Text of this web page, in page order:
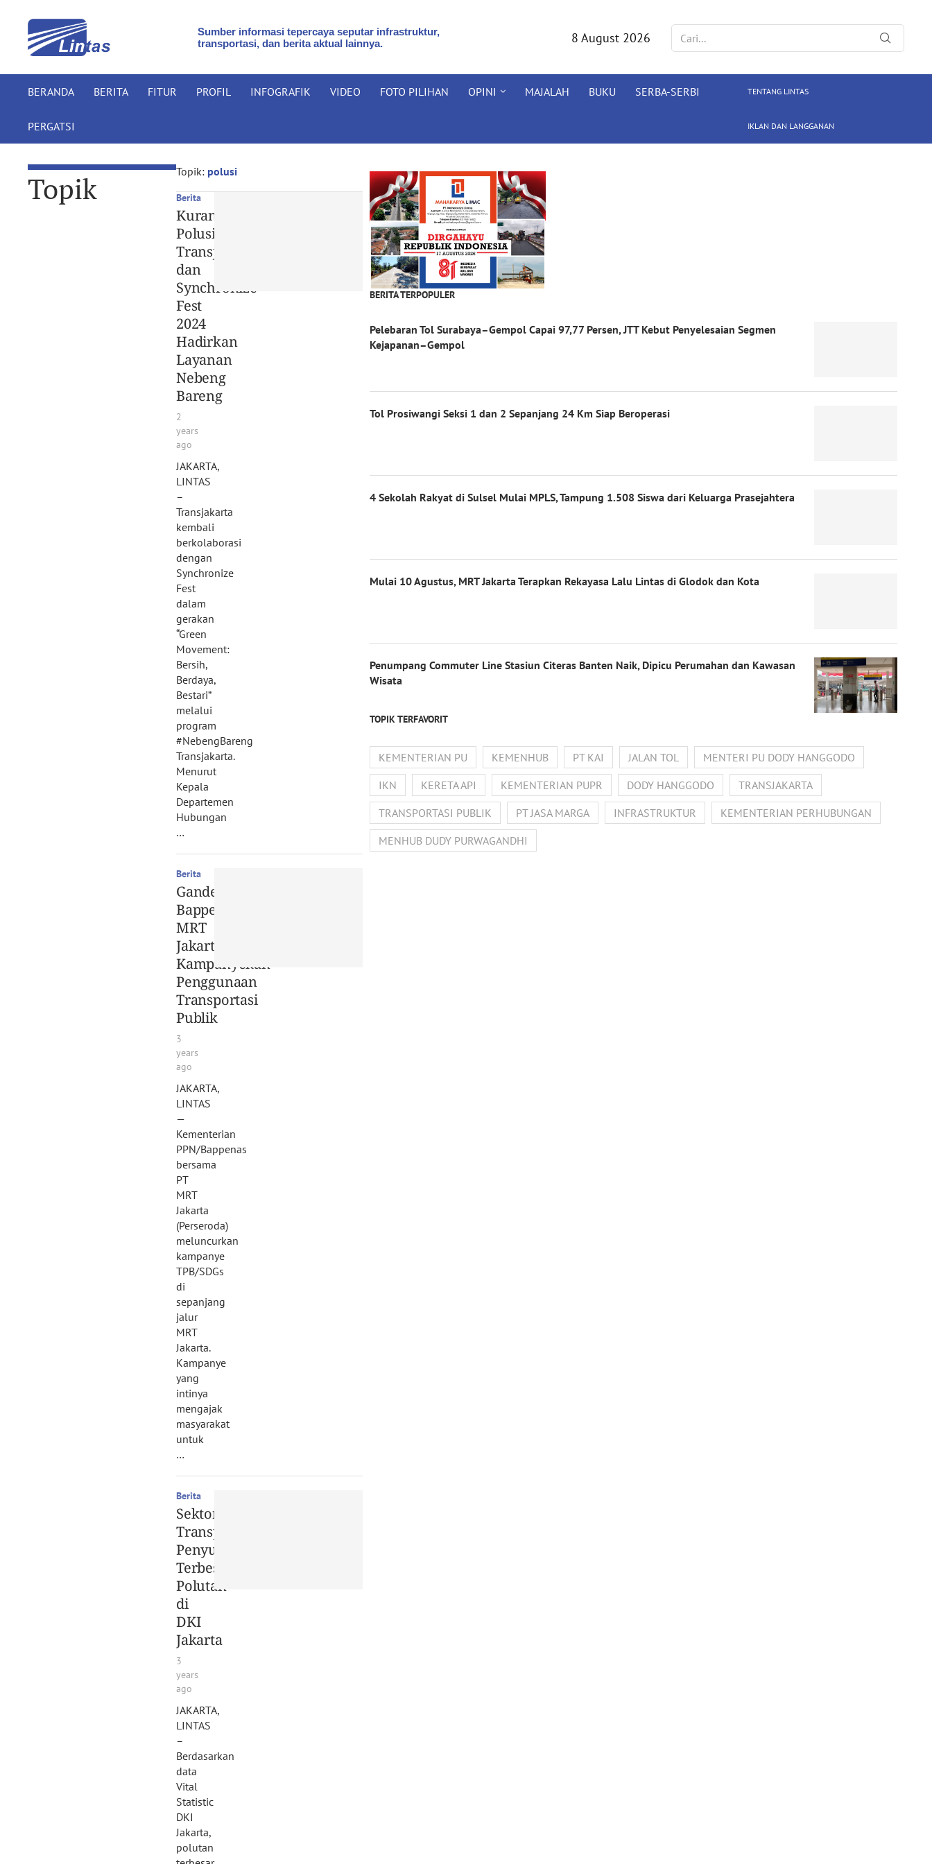
Sumber informasi tepercaya seputar infrastruktur,
transportasi, dan berita aktual lainnya.
8 August 2026
BERANDA BERITA FITUR PROFIL INFOGRAFIK VIDEO FOTO PILIHAN OPINI MAJALAH BUKU SERBA-SERBI
PERGATSI
TENTANG LINTAS
IKLAN DAN LANGGANAN
Topik Topik: polusi
Berita
Kurangi
Polusi,
Transjakarta
dan
Synchronize
Fest
2024
Hadirkan
Layanan
Nebeng
Bareng
2
years
ago
JAKARTA,
LINTAS
–
Transjakarta
kembali
berkolaborasi
dengan
Synchronize
Fest
dalam
gerakan
“Green
Movement:
Bersih,
Berdaya,
Bestari”
melalui
program
#NebengBareng
Transjakarta.
Menurut
Kepala
Departemen
Hubungan
…
Berita
Gandeng
Bappenas,
MRT
Jakarta
Kampanyekan
Penggunaan
Transportasi
Publik
3
years
ago
JAKARTA,
LINTAS
—
Kementerian
PPN/Bappenas
bersama
PT
MRT
Jakarta
(Perseroda)
meluncurkan
kampanye
TPB/SDGs
di
sepanjang
jalur
MRT
Jakarta.
Kampanye
yang
intinya
mengajak
masyarakat
untuk
…
Berita
Sektor
Transportasi,
Penyumbang
Terbesar
Polutan
di
DKI
Jakarta
3
years
ago
JAKARTA,
LINTAS
–
Berdasarkan
data
Vital
Statistic
DKI
Jakarta,
polutan
BERITA TERPOPULER
Pelebaran Tol Surabaya–Gempol Capai 97,77 Persen, JTT Kebut Penyelesaian Segmen
Kejapanan–Gempol
Tol Prosiwangi Seksi 1 dan 2 Sepanjang 24 Km Siap Beroperasi
4 Sekolah Rakyat di Sulsel Mulai MPLS, Tampung 1.508 Siswa dari Keluarga Prasejahtera
Mulai 10 Agustus, MRT Jakarta Terapkan Rekayasa Lalu Lintas di Glodok dan Kota
Penumpang Commuter Line Stasiun Citeras Banten Naik, Dipicu Perumahan dan Kawasan
Wisata
TOPIK TERFAVORIT
KEMENTERIAN PU KEMENHUB PT KAI JALAN TOL
MENTERI PU DODY HANGGODO
IKN
KERETA API KEMENTERIAN PUPR DODY HANGGODO
TRANSJAKARTA
TRANSPORTASI PUBLIK
PT JASA MARGA INFRASTRUKTUR
KEMENTERIAN PERHUBUNGAN
MENHUB DUDY PURWAGANDHI